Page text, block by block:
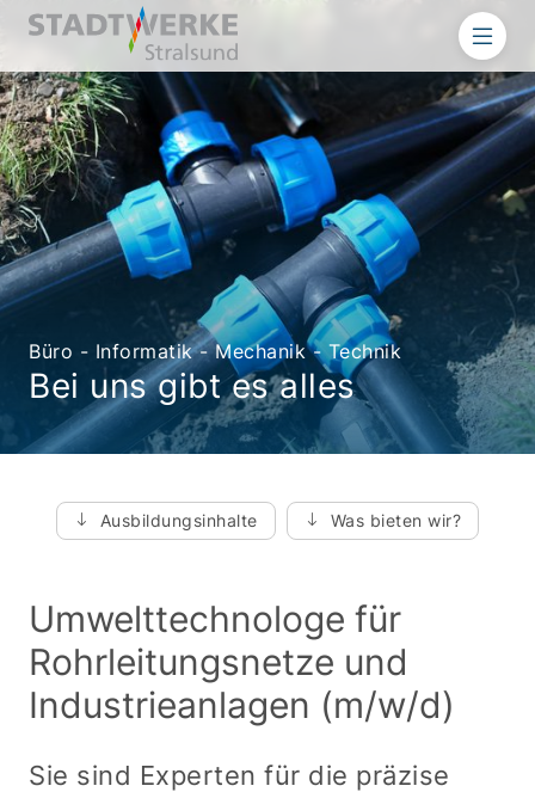
Büro - Informatik - Mechanik - Technik
Bei uns gibt es alles
Ausbildungsinhalte Was bieten wir?
Umwelttechnologe für
Rohrleitungsnetze und
Industrieanlagen (m/w/d)
Sie sind Experten für die präzise